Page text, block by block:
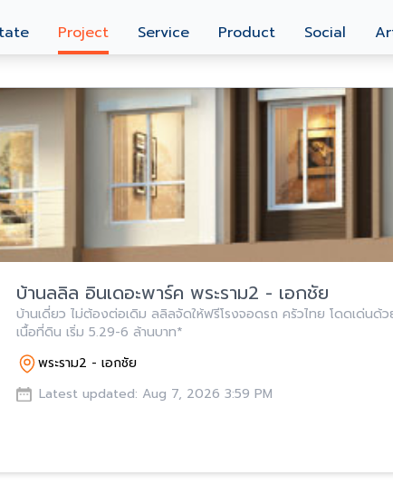
Project Service Product Social
บ้านลลิล อินเดอะพาร์ค พระราม2 - เอกชัย
บ้านเดี่ยว ไม่ต้องต่อเดิม ลลิลจัดให้ฟรีโรงจอดรถ ครัวไทย โดดเด่นด้ว
เนื้อที่ดิน เริ่ม 5.29-6 ล้านบาท*
พระราม2 - เอกชัย
Latest updated: Aug 7, 2026 3:59 PM